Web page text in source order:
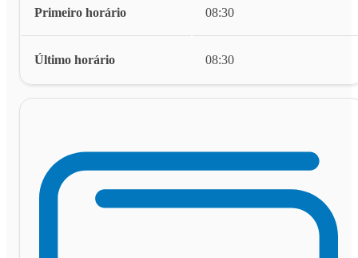
Primeiro horário 08:30
Último horário 08:30